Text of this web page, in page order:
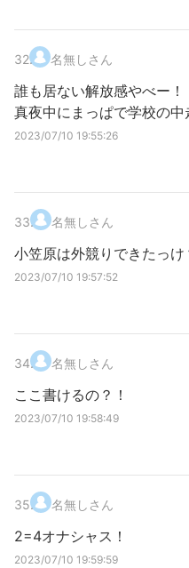
32. 名無しさん
誰も居ない解放感やべー！
真夜中にまっぱで学校の中
2023/07/10 19:55:26
33. 名無しさん
小笠原は外競りできたっけ
2023/07/10 19:57:52
34. 名無しさん
ここ書けるの？！
2023/07/10 19:58:49
35. 名無しさん
2=4オナシャス！
2023/07/10 19:59:59